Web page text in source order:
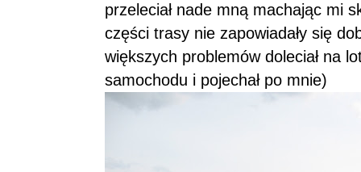
przeleciał nade mną machając mi
części trasy nie zapowiadały się
większych problemów doleciał na
samochodu i pojechał po mnie)